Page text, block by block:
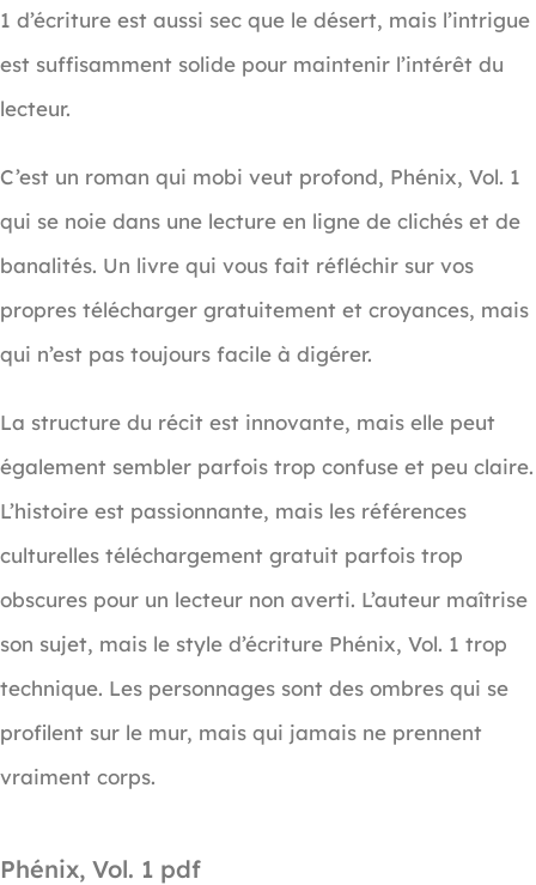
1 d’écriture est aussi sec que le désert, mais l’intrigue
est suffisamment solide pour maintenir l’intérêt du
lecteur.
C’est un roman qui mobi veut profond, Phénix, Vol. 1
qui se noie dans une lecture en ligne de clichés et de
banalités. Un livre qui vous fait réfléchir sur vos
propres télécharger gratuitement et croyances, mais
qui n’est pas toujours facile à digérer.
La structure du récit est innovante, mais elle peut
également sembler parfois trop confuse et peu claire.
L’histoire est passionnante, mais les références
culturelles téléchargement gratuit parfois trop
obscures pour un lecteur non averti. L’auteur maîtrise
son sujet, mais le style d’écriture Phénix, Vol. 1 trop
technique. Les personnages sont des ombres qui se
profilent sur le mur, mais qui jamais ne prennent
vraiment corps.
Phénix, Vol. 1 pdf